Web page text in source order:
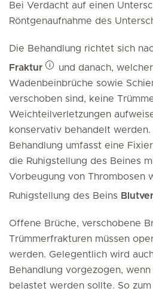
Bei Verdacht auf einen
Röntgenaufnahme des
Die Behandlung richtet sich
Fraktur
und danach,
Wadenbeinbrüche sowie
verschoben sind, keine
Weichteilverletzungen
konservativ behandelt
Behandlung umfasst eine
die Ruhigstellung des Beines
Vorbeugung von Thrombosen
Ruhigstellung des Beins
Offene Brüche, verschobene
Trümmerfrakturen müssen
werden. Gelegentlich wird
Behandlung vorgezogen,
belastet werden sollte. So